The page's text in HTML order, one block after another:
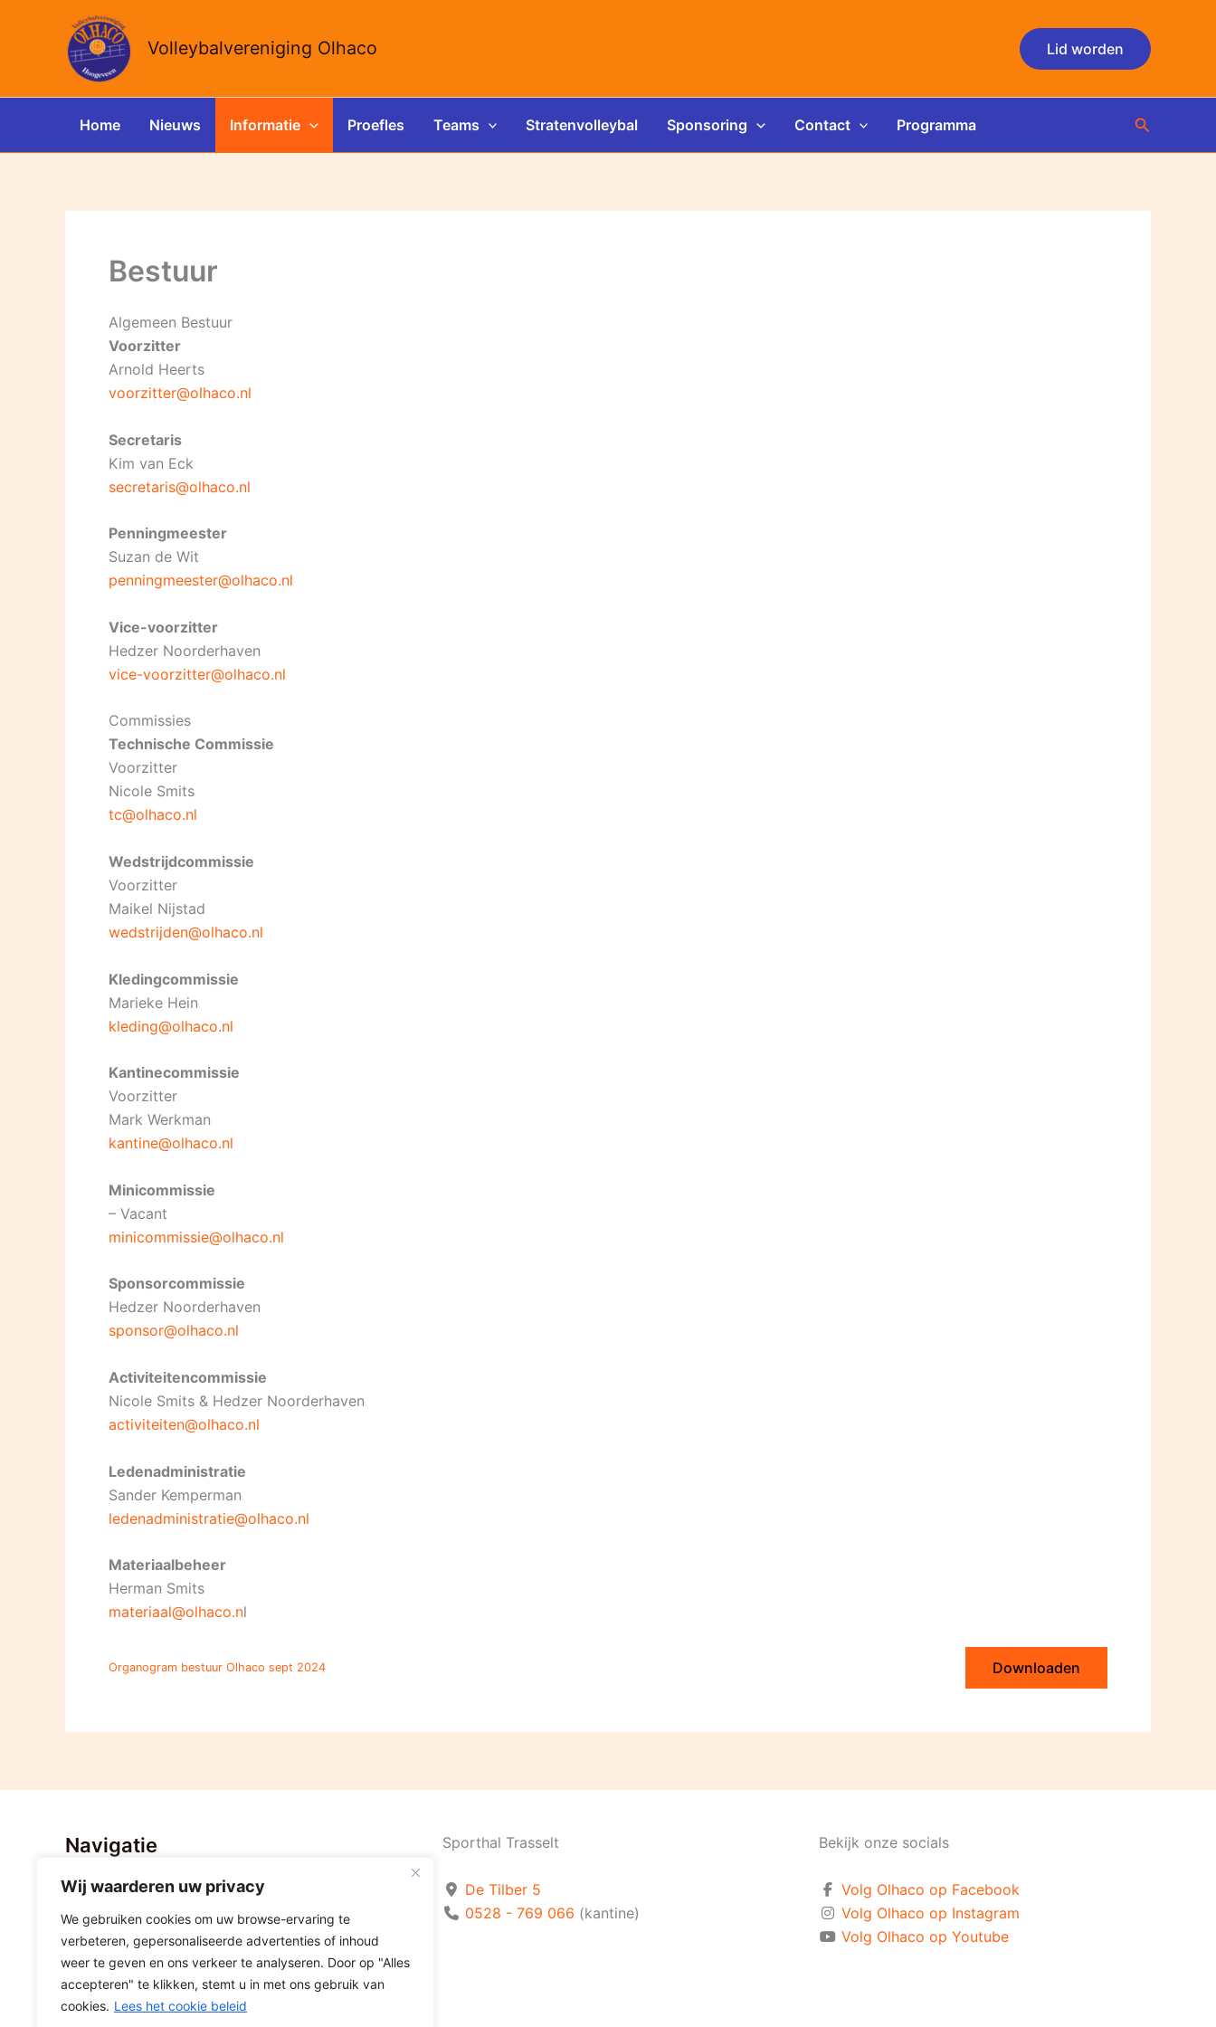
Wij waarderen uw privacy
We gebruiken cookies om uw browse-ervaring te
verbeteren, gepersonaliseerde advertenties of inhoud
weer te geven en ons verkeer te analyseren. Door op "Alles
accepteren" te klikken, stemt u in met ons gebruik van
cookies. Lees het cookie beleid
Volleybalvereniging Olhaco Lid worden
Home Nieuws Informatie Proefles Teams Stratenvolleybal Sponsoring Contact Programma Zoeken
Bestuur
Algemeen Bestuur
Voorzitter
Arnold Heerts
voorzitter@olhaco.nl
Secretaris
Kim van Eck
secretaris@olhaco.nl
Penningmeester
Suzan de Wit
penningmeester@olhaco.nl
Vice-voorzitter
Hedzer Noorderhaven
vice-voorzitter@olhaco.nl
Commissies
Technische Commissie
Voorzitter
Nicole Smits
tc@olhaco.nl
Wedstrijdcommissie
Voorzitter
Maikel Nijstad
wedstrijden@olhaco.nl
Kledingcommissie
Marieke Hein
kleding@olhaco.nl
Kantinecommissie
Voorzitter
Mark Werkman
kantine@olhaco.nl
Minicommissie
– Vacant
minicommissie@olhaco.nl
Sponsorcommissie
Hedzer Noorderhaven
sponsor@olhaco.nl
Activiteitencommissie
Nicole Smits & Hedzer Noorderhaven
activiteiten@olhaco.nl
Ledenadministratie
Sander Kemperman
ledenadministratie@olhaco.nl
Materiaalbeheer
Herman Smits
materiaal@olhaco.nl
Organogram bestuur Olhaco sept 2024 Downloaden
Navigatie
Home
Nieuws
Stratenvolleybal Hoogeveen
Lid worden
Sponsoring
Contact
Sporthal Trasselt
De Tilber 5
0528 - 769 066 (kantine)
Bekijk onze socials
Volg Olhaco op Facebook
Volg Olhaco op Instagram
Volg Olhaco op Youtube